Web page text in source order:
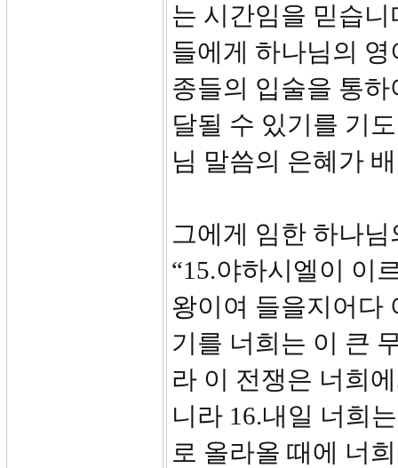
는 시간임을 믿습
들에게 하나님의
종들의 입술을 통
달될 수 있기를 기
님 말씀의 은혜가
그에게 임한 하나
“15.야하시엘이 이
왕이여 들을지어다
기를 너희는 이 큰
라 이 전쟁은 너희
니라 16.내일 너희
로 올라올 때에 너